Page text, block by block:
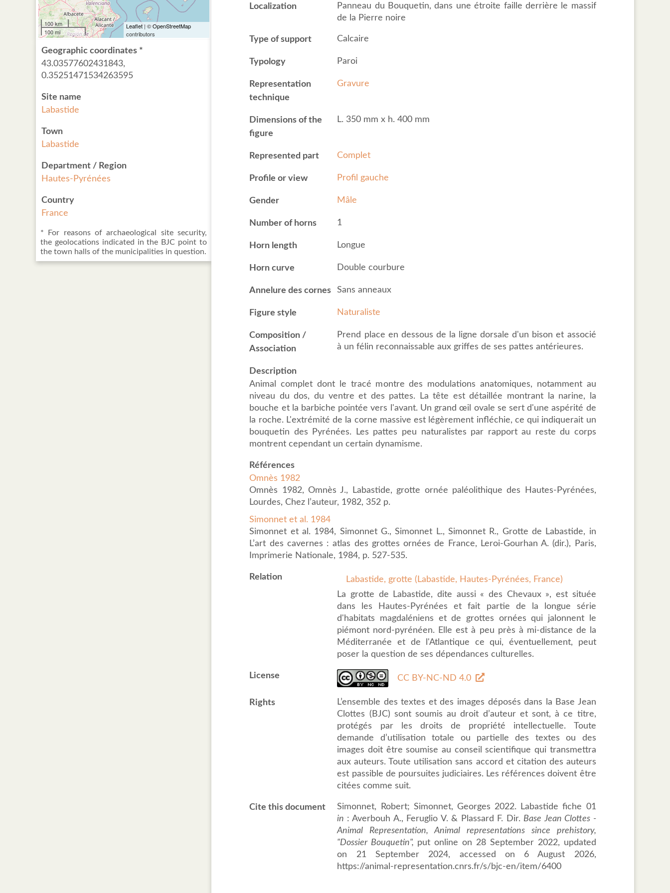
Localization
Panneau du Bouquetin, dans une étroite faille derrière le massif
de la Pierre noire
Type of support Calcaire
Typology Paroi
Representation
technique
Gravure
Dimensions of the
figure
L. 350 mm x h. 400 mm
Represented part Complet
Profile or view Profil gauche
Gender Mâle
Number of horns 1
Horn length Longue
Horn curve Double courbure
Annelure des cornes Sans anneaux
Figure style Naturaliste
Composition /
Association
Prend place en dessous de la ligne dorsale d'un bison et associé
à un félin reconnaissable aux griffes de ses pattes antérieures.
Description
Animal complet dont le tracé montre des modulations anatomiques, notamment au
niveau du dos, du ventre et des pattes. La tête est détaillée montrant la narine, la
bouche et la barbiche pointée vers l'avant. Un grand œil ovale se sert d'une aspérité de
la roche. L'extrémité de la corne massive est légèrement infléchie, ce qui indiquerait un
bouquetin des Pyrénées. Les pattes peu naturalistes par rapport au reste du corps
montrent cependant un certain dynamisme.
Références
Omnès 1982
Omnès 1982, Omnès J., Labastide, grotte ornée paléolithique des Hautes-Pyrénées,
Lourdes, Chez l’auteur, 1982, 352 p.
Simonnet et al. 1984
Simonnet et al. 1984, Simonnet G., Simonnet L., Simonnet R., Grotte de Labastide, in
L’art des cavernes : atlas des grottes ornées de France, Leroi-Gourhan A. (dir.), Paris,
Imprimerie Nationale, 1984, p. 527-535.
Relation
Labastide, grotte (Labastide, Hautes-Pyrénées, France)
La grotte de Labastide, dite aussi « des Chevaux », est située
dans les Hautes-Pyrénées et fait partie de la longue série
d'habitats magdaléniens et de grottes ornées qui jalonnent le
piémont nord-pyrénéen. Elle est à peu près à mi-distance de la
Méditerranée et de l'Atlantique ce qui, éventuellement, peut
poser la question de ses dépendances culturelles.
License CC BY-NC-ND 4.0
Rights
L’ensemble des textes et des images déposés dans la Base Jean
Clottes (BJC) sont soumis au droit d’auteur et sont, à ce titre,
protégés par les droits de propriété intellectuelle. Toute
demande d’utilisation totale ou partielle des textes ou des
images doit être soumise au conseil scientifique qui transmettra
aux auteurs. Toute utilisation sans accord et citation des auteurs
est passible de poursuites judiciaires. Les références doivent être
citées comme suit.
Cite this document
Simonnet, Robert; Simonnet, Georges 2022. Labastide fiche 01
in : Averbouh A., Feruglio V. & Plassard F. Dir. Base Jean Clottes -
Animal Representation, Animal representations since prehistory,
"Dossier Bouquetin", put online on 28 September 2022, updated
on 21 September 2024, accessed on 6 August 2026,
https://animal-representation.cnrs.fr/s/bjc-en/item/6400
100 km
100 mi
Leaflet | ©OpenStreetMap
contributors
Geographic coordinates *
43.03577602431843,
0.35251471534263595
Site name
Labastide
Town
Labastide
Department / Region
Hautes-Pyrénées
Country
France
* For reasons of archaeological site security,
the geolocations indicated in the BJC point to
the town halls of the municipalities in question.